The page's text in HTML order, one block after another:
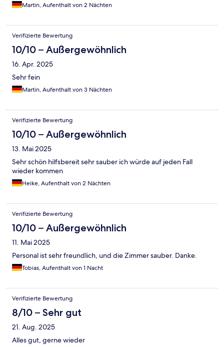
Martin, Aufenthalt von 2 Nächten
Verifizierte Bewertung
10/10 – Außergewöhnlich
16. Apr. 2025
Sehr fein
Martin, Aufenthalt von 3 Nächten
Verifizierte Bewertung
10/10 – Außergewöhnlich
13. Mai 2025
Sehr schön hilfsbereit sehr sauber ich würde auf jeden Fall
wieder kommen
Heike, Aufenthalt von 2 Nächten
Verifizierte Bewertung
10/10 – Außergewöhnlich
11. Mai 2025
Personal ist sehr freundlich, und die Zimmer sauber. Danke.
Tobias, Aufenthalt von 1 Nacht
Verifizierte Bewertung
8/10 – Sehr gut
21. Aug. 2025
Alles gut, gerne wieder